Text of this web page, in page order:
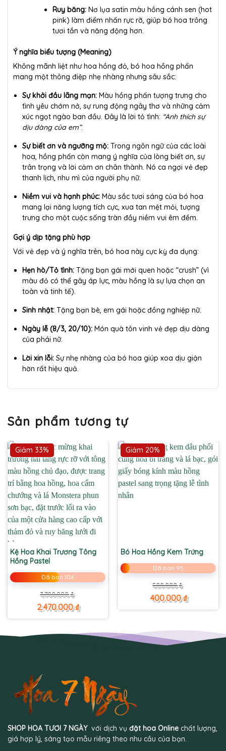
Ruy băng: Nơ lụa satin màu hồng cánh sen (hot
pink) làm điểm nhấn rực rỡ, giúp bó hoa trông
tươi tắn và năng động hơn.
Ý nghĩa biểu tượng (Meaning)
Không mãnh liệt như hoa hồng đỏ, bó hoa hồng phấn
mang một thông điệp nhẹ nhàng nhưng sâu sắc:
Sự khởi đầu lãng mạn: Màu hồng phấn tượng trưng cho
tình yêu chớm nở, sự rung động ngây thơ và những cảm
xúc ngọt ngào ban đầu. Đây là lời tỏ tình: “Anh thích sự
dịu dàng của em”.
Sự biết ơn và ngưỡng mộ: Trong ngôn ngữ của các loài
hoa, hồng phấn còn mang ý nghĩa của lòng biết ơn, sự
trân trọng và lời cảm ơn chân thành. Nó ca ngợi vẻ đẹp
thanh lịch, nhu mì của người phụ nữ.
Niềm vui và hạnh phúc: Màu sắc tươi sáng của bó hoa
mang lại năng lượng tích cực, xua tan mệt mỏi, tượng
trưng cho một cuộc sống tràn đầy niềm vui êm đềm.
Gợi ý dịp tặng phù hợp
Với vẻ đẹp và ý nghĩa trên, bó hoa này cực kỳ đa dụng:
Hẹn hò/Tỏ tình: Tặng bạn gái mới quen hoặc “crush” (vì
màu đỏ có thể gây áp lực, màu hồng là sự lựa chọn an
toàn và tinh tế).
Sinh nhật: Tặng bạn bè, em gái hoặc đồng nghiệp nữ.
Ngày lễ (8/3, 20/10): Món quà tôn vinh vẻ đẹp dịu dàng
của phái nữ.
Lời xin lỗi: Sự nhẹ nhàng của bó hoa giúp xoa dịu giận
hờn rất hiệu quả.
Sản phẩm tương tự
Giảm 33%
Kệ Hoa Khai Trương Tông
Hồng Pastel
Đã bán 104
3.700.000₫
Giá
gốc
là:
3.700.000 ₫.
2.470.000₫
Giá
hiện
tại
là:
2.470.000 ₫.
Giảm 20%
Bó Hoa Hồng Kem Trứng
Đã bán 95
500.000₫
Giá
gốc
là:
500.000 ₫.
400.000₫
Giá
hiện
tại
là:
400.000 ₫.
SHOP HOA TƯƠI 7 NGÀY với dịch vụ đặt hoa Online chất lượng,
giá hợp lý, sáng tạo mẫu riêng theo nhu cầu của bạn.